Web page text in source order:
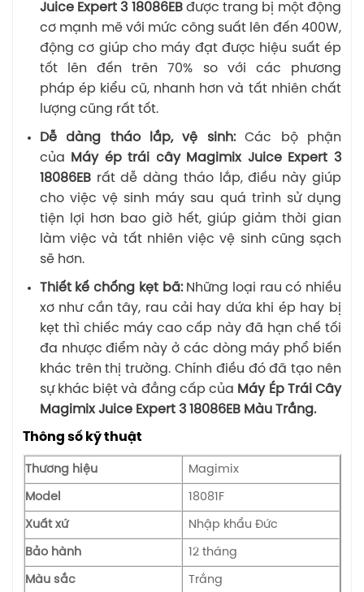
Juice Expert 3 18086EB được trang bị một động
cơ mạnh mẽ với mức công suất lên đến 400W,
động cơ giúp cho máy đạt được hiệu suất ép
tốt lên đến trên 70% so với các phương
pháp ép kiểu cũ, nhanh hơn và tất nhiên chất
lượng cũng rất tốt.
Dễ dàng tháo lắp, vệ sinh:Các bộ phận
của
Máy ép trái cây Magimix Juice Expert 3
18086EB rất dễ dàng tháo lắp, điều này giúp
cho việc vệ sinh máy sau quá trình sử dụng
tiện lợi hơn bao giờ hết, giúp giảm thời gian
làm việc và tất nhiên việc vệ sinh cũng sạch
sẽ hơn.
Thiết kế chống kẹt bã: Những loại rau có nhiều
xơ như cần tây, rau cải hay dứa khi ép hay bị
kẹt thì chiếc máy cao cấp này đã hạn chế tối
đa nhược điểm này ở các dòng máy phổ biến
khác trên thị trường. Chính điều đó đã tạo nên
sự khác biệt và đẳng cấp của Máy Ép Trái Cây
Magimix Juice Expert 3 18086EB Màu Trắng.
Thông số kỹ thuật
Thương hiệu Magimix
Model 18081F
Xuất xứ Nhập khẩu Đức
Bảo hành 12 tháng
Màu sắc Trắng